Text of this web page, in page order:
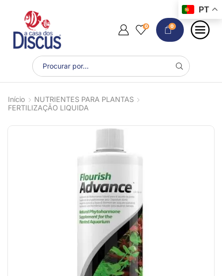
0 0
Início
NUTRIENTES PARA PLANTAS
FERTILIZAÇÃO LIQUIDA
PT